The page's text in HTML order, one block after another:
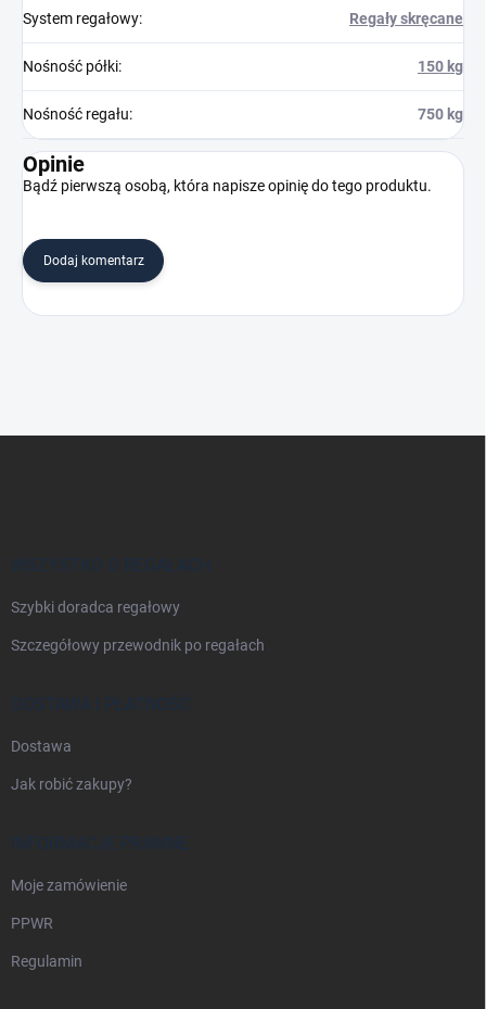
System regałowy: Regały skręcane
Nośność półki: 150 kg
Nośność regału: 750 kg
Opinie
Bądź pierwszą osobą, która napisze opinię do tego produktu.
Dodaj komentarz
WSZYSTKO O REGAŁACH
Szybki doradca regałowy
Szczegółowy przewodnik po regałach
DOSTAWA I PŁATNOŚĆ
Dostawa
Jak robić zakupy?
INFORMACJE PRAWNE
Moje zamówienie
PPWR
Regulamin